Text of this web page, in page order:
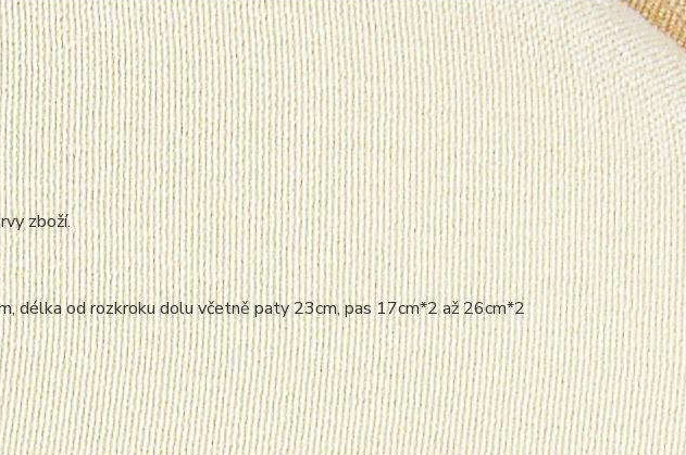
zboží.
délka od rozkroku dolu včetně paty 23cm, pas 17cm*2 až 26cm*2